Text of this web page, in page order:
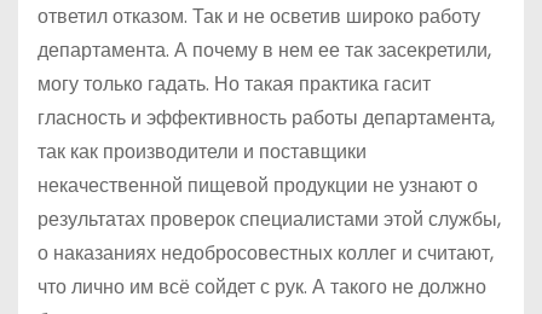
ответил отказом. Так и не осветив широко работу
департамента. А почему в нем ее так засекретили,
могу только гадать. Но такая практика гасит
гласность и эффективность работы департамента,
так как производители и поставщики
некачественной пищевой продукции не узнают о
результатах проверок специалистами этой службы,
о наказаниях недобросовестных коллег и считают,
что лично им всё сойдет с рук. А такого не должно